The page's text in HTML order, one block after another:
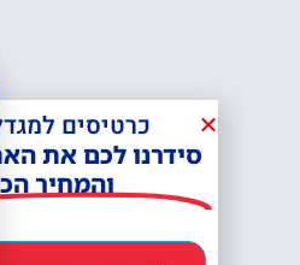
כרטיסים
סידרנו לכם את
והמחיר